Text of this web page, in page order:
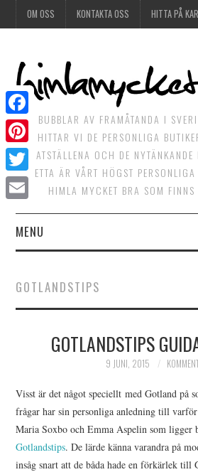
OM OSS KONTAKTA OSS HITTA PÅ
DET BUBBLAR AV FRAMÅTANDA I
HITTAR VI DE PERSONLIGA
MATSTÄLLENA OCH DE
DETTA ÄR VÅRT HÖGST
HIMLA MYCKET BRA SOM FINNS
MENU
HIMLAGRÖNT
HIMLAMYSIGT
VI MÖTER
VI SPANAR PÅ
GOTLANDSTIPS
GOTLANDSTIPS
9 JUNI, 2015
Visst är det något speciellt med Gotland på
frågar har sin personliga anledning till
Maria Soxbo och Emma Aspelin som ligger
Gotlandstips. De lärde känna varandra på
insåg snart att de båda hade en förkärlek
Facebook
Pinterest
Twitter
Email